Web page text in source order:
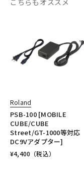
こちらもオススメ
Roland
PSB-100 [MOBILE
CUBE/CUBE
Street/GT-1000等対応
DC9Vアダプター]
¥4,400 （税込）